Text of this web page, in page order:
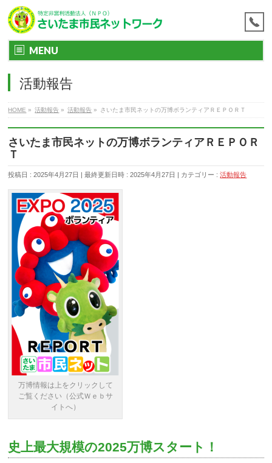
MENU
活動報告
HOME » 活動報告 » 活動報告 » さいたま市民ネットの万博ボランティアＲＥＰＯＲＴ
さいたま市民ネットの万博ボランティアＲＥＰＯＲ
Ｔ
投稿日 : 2025年4月27日 最終更新日時 : 2025年4月27日 カテゴリー :活動報告
万博情報は上をクリックして
ご覧ください（公式Ｗｅｂサ
イトへ）
史上最大規模の2025万博スタート！